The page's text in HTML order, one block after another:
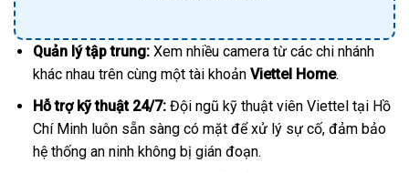
Quản lý tập trung:Xem nhiều camera từ các chi nhánh
khác nhau trên cùng một tài khoản Viettel Home.
Hỗ trợ kỹ thuật 24/7:Đội ngũ kỹ thuật viên Viettel tại Hồ
Chí Minh luôn sẵn sàng có mặt để xử lý sự cố, đảm bảo
hệ thống an ninh không bị gián đoạn.